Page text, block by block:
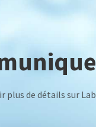
plus de détails sur